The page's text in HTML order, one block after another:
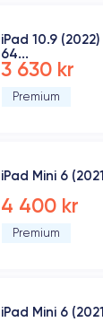
iPad 10.9
64...
3 630 kr
Premium
iPad Mini 6
4 400 kr
Premium
iPad Mini 6